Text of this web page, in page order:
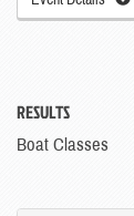
RESULTS
Boat Classes